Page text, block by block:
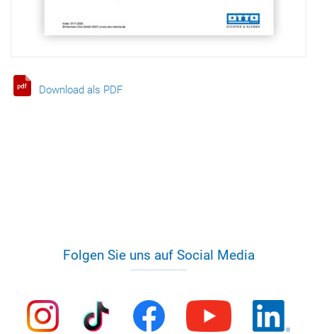
Download als PDF
Folgen Sie uns auf Social Media